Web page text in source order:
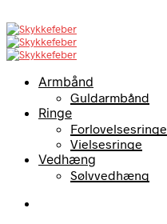
Armbånd
Guldarmbånd
Ringe
Forlovelsesringe
Vielsesringe
Vedhæng
Sølvvedhæng